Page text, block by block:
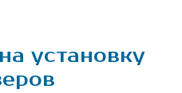
установку